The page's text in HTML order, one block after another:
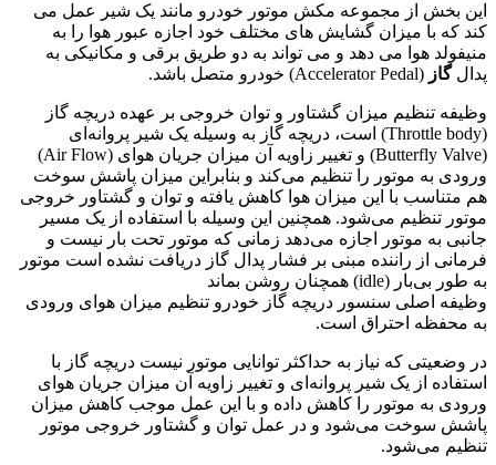
این بخش از مجموعه مکش موتور خودرو مانند یک شیر عمل می
کند که با میزان گشایش های مختلف خود اجازه عبور هوا را به
منیفولد هوا می دهد و می تواند به دو طریق برقی و مکانیکی به
پدالگاز (Accelerator Pedal) خودرو متصل باشد.
وظیفه تنظیم میزان گشتاور و توان خروجی بر عهده دریچه گاز
(Throttle body) است، دریچه گاز به وسیله یک شیر پروانه‌ای
(Butterfly Valve) و تغییر زاویه آن میزان جریان هوای (Air Flow)
ورودی به موتور را تنظیم می‌کند و بنابراین میزان پاشش سوخت
هم متناسب با این میزان هوا کاهش یافته و توان و گشتاور خروجی
موتور تنظیم می‌شود. همچنین این وسیله با استفاده از یک مسیر
جانبی به موتور اجازه می‌دهد زمانی که موتور تحت بار نیست و
فرمانی از راننده مبنی بر فشار پدال گاز دریافت نشده است موتور
به طور بی‌بار (idle) همچنان روشن بماند
وظیفه اصلی سنسور دریچه گاز خودرو تنظیم میزان هوای ورودی
به محفظه احتراق است.
در وضعیتی که نیاز به حداکثر توانایی موتور نیست دریچه گاز با
استفاده از یک شیر پروانه‌ای و تغییر زاویه آن میزان جریان هوای
ورودی به موتور را کاهش داده و با این عمل موجب کاهش میزان
پاشش سوخت می‌شود و در عمل توان و گشتاور خروجی موتور
تنظیم می‌شود.